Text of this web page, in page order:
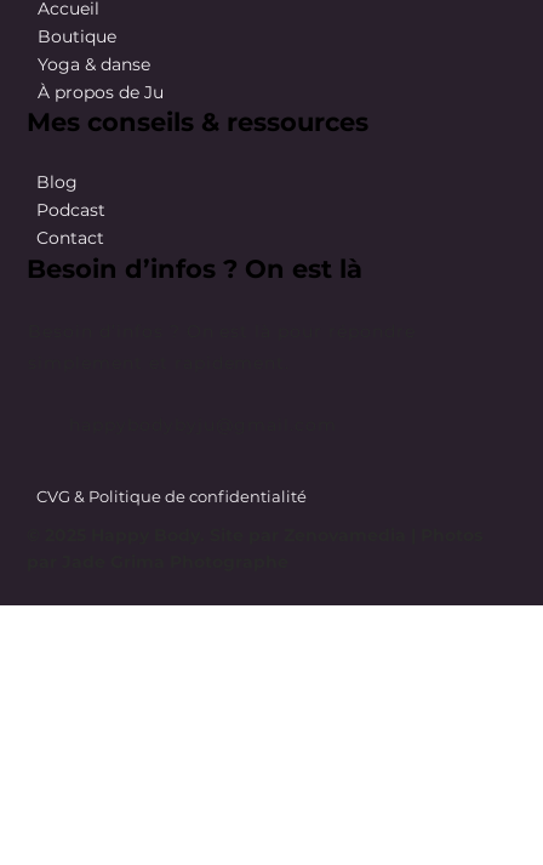
CVG & Politique de confidentialité
Accueil
Boutique
Yoga & danse
À propos de Ju
Mes conseils & ressources
Blog
Podcast
Contact
Besoin d’infos ? On est là